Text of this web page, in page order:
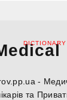
DICTIONARY
-
та